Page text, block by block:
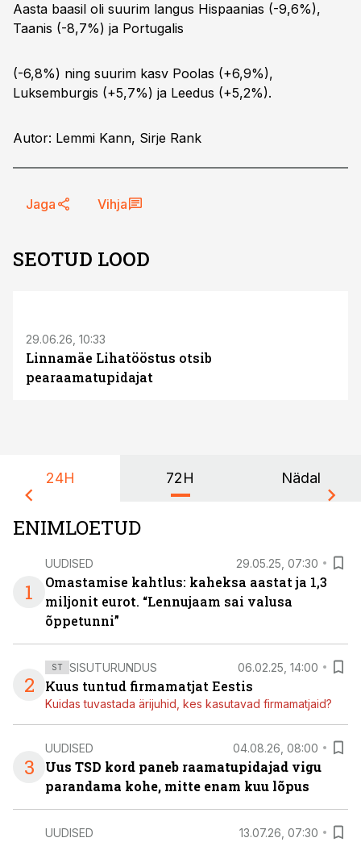
Aasta baasil oli suurim langus Hispaanias (-9,6%),
Taanis (-8,7%) ja Portugalis
(-6,8%) ning suurim kasv Poolas (+6,9%),
Luksemburgis (+5,7%) ja Leedus (+5,2%).
Autor: Lemmi Kann, Sirje Rank
Jaga Vihja
SEOTUD LOOD
29.06.26, 10:33
Linnamäe Lihatööstus otsib
pearaamatupidajat
24H 72H Nädal
ENIMLOETUD
1
UUDISED 29.05.25, 07:30
Omastamise kahtlus: kaheksa aastat ja 1,3
miljonit eurot. “Lennujaam sai valusa
õppetunni”
2
ST SISUTURUNDUS 06.02.25, 14:00
Kuus tuntud firmamatjat Eestis
Kuidas tuvastada ärijuhid, kes kasutavad firmamatjaid?
3
UUDISED 04.08.26, 08:00
Uus TSD kord paneb raamatupidajad vigu
parandama kohe, mitte enam kuu lõpus
UUDISED 13.07.26, 07:30